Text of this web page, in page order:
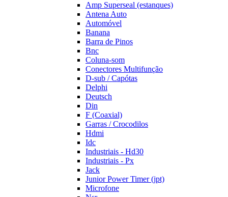
Amp Superseal (estanques)
Antena Auto
Automóvel
Banana
Barra de Pinos
Bnc
Coluna-som
Conectores Multifunção
D-sub / Capótas
Delphi
Deutsch
Din
F (Coaxial)
Garras / Crocodilos
Hdmi
Idc
Industriais - Hd30
Industriais - Px
Jack
Junior Power Timer (jpt)
Microfone